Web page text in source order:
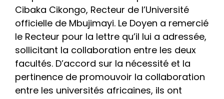
Cibaka Cikongo, Recteur de l’Université
officielle de Mbujimayi. Le Doyen a remercié
le Recteur pour la lettre qu’il lui a adressée,
sollicitant la collaboration entre les deux
facultés. D’accord sur la nécessité et la
pertinence de promouvoir la collaboration
entre les universités africaines, ils ont